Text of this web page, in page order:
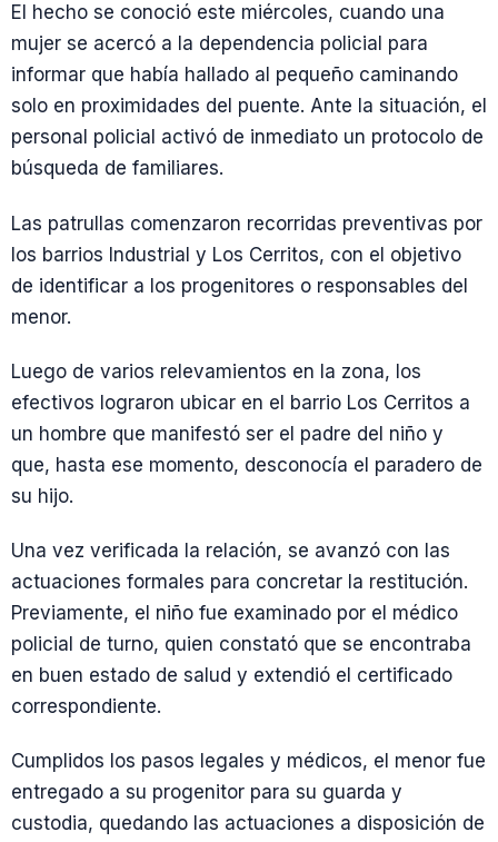
El hecho se conoció este miércoles, cuando una
mujer se acercó a la dependencia policial para
informar que había hallado al pequeño caminando
solo en proximidades del puente. Ante la situación, el
personal policial activó de inmediato un protocolo de
búsqueda de familiares.
Las patrullas comenzaron recorridas preventivas por
los barrios Industrial y Los Cerritos, con el objetivo
de identificar a los progenitores o responsables del
menor.
Luego de varios relevamientos en la zona, los
efectivos lograron ubicar en el barrio Los Cerritos a
un hombre que manifestó ser el padre del niño y
que, hasta ese momento, desconocía el paradero de
su hijo.
Una vez verificada la relación, se avanzó con las
actuaciones formales para concretar la restitución.
Previamente, el niño fue examinado por el médico
policial de turno, quien constató que se encontraba
en buen estado de salud y extendió el certificado
correspondiente.
Cumplidos los pasos legales y médicos, el menor fue
entregado a su progenitor para su guarda y
custodia, quedando las actuaciones a disposición de